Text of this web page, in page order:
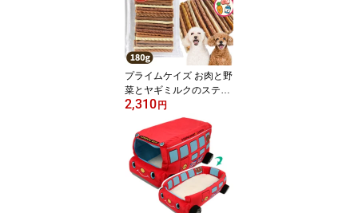
プライムケイズ お肉と野
菜とヤギミルクのスティ
ック 180g 【無添加】犬
ドッグ おやつ トッピン
グ しつけ トレーニング
国産 無添加 無着色 お散
歩 しつけ トレーニング
パピー シニア 詰め合わ
せ ミックスタイプ 多頭
飼い アレルギー 肝臓 腎
2,310 円